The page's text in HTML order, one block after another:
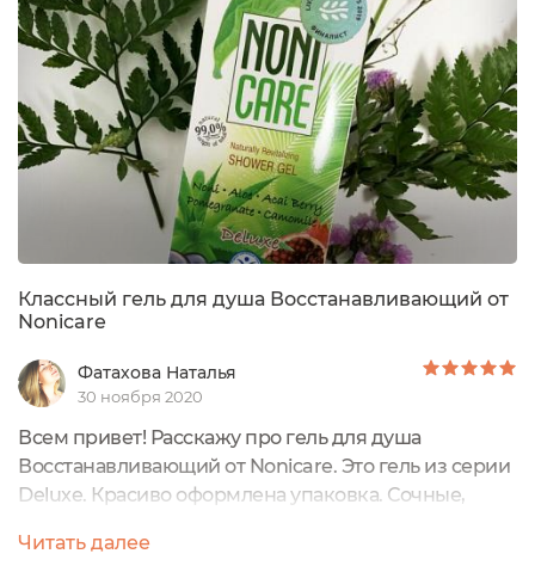
тоже пользуюсь, но редко).
Классный гель для душа Восстанавливающий от
Nonicare
Фатахова Наталья
30 ноября 2020
Всем привет! Расскажу про гель для душа
Восстанавливающий от Nonicare. Это гель из серии
Deluxe. Красиво оформлена упаковка. Сочные,
настроение, внутри удобный в использовании
Читать далее